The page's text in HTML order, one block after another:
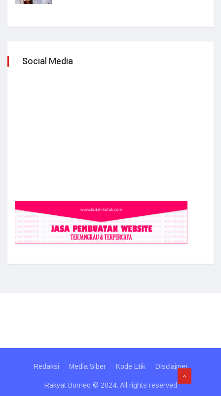
Social Media
Redaksi Media Siber Kode Etik Disclaimer
Rakyat Borneo © 2024. All rights reserved